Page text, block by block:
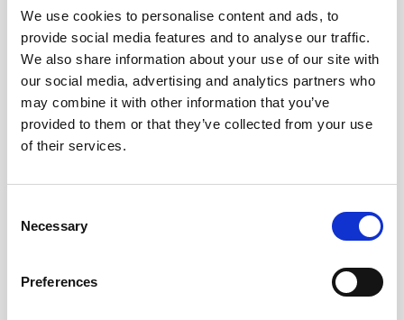
We use cookies to personalise content and ads, to
provide social media features and to analyse our traffic.
We also share information about your use of our site with
our social media, advertising and analytics partners who
may combine it with other information that you’ve
provided to them or that they’ve collected from your use
of their services.
Selection
Necessary
Preferences
Andra tittade även på
Filofax Personal Adresses
Filofax stick-on-notes till